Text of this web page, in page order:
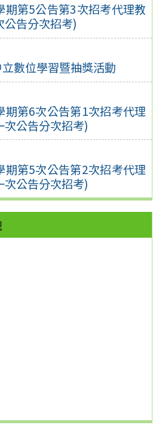
期第5公告第3次招考代理教
告分次招考)
數位學習暨抽獎活動
期第6次公告第1次招考代理
公告分次招考)
期第5次公告第2次招考代理
公告分次招考)